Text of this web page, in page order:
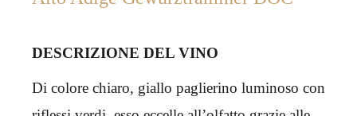
DESCRIZIONE DEL VINO
Di colore chiaro, giallo paglierino luminoso con